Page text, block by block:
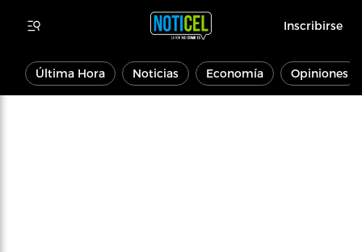
Inscribirse
Última Hora Noticias Economía Opiniones